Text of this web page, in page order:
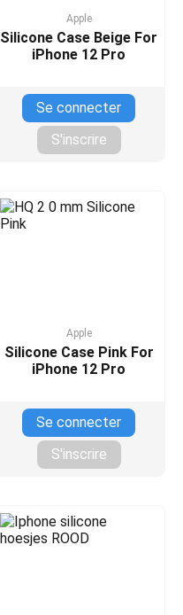
Apple
Silicone Case Beige For
iPhone 12 Pro
Se connecter
S'inscrire
Apple
Silicone Case Pink For
iPhone 12 Pro
Se connecter
S'inscrire